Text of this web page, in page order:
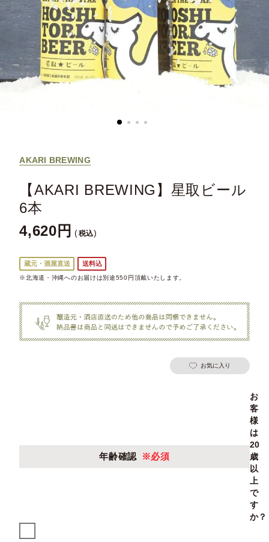
AKARI BREWING
【AKARI BREWING】星取ビール
6本
4,620 税込
蔵元・酒屋直送 送料込
※北海道・沖縄へのお届けは別途550円頂戴いたします。
お気に入り
年齢確認 ※必須
お
客
様
は
20
歳
以
上
で
す
か？